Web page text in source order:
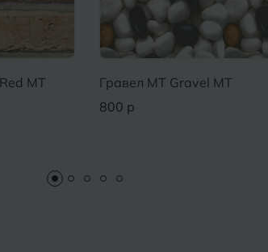
MT
Гравел MT Gravel MT
800 р